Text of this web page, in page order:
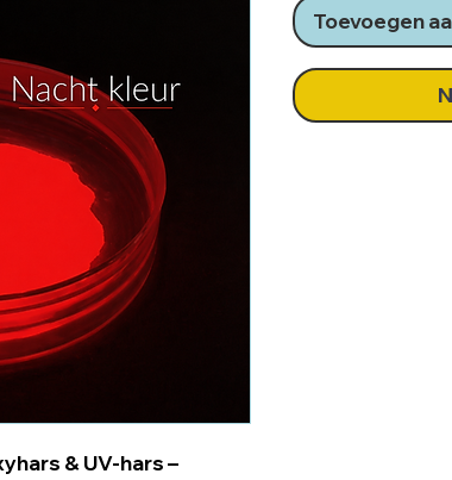
& UV-hars –
Toevoegen